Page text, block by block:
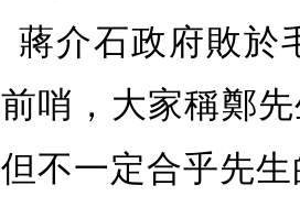
蔣介石政府敗於
前哨，大家稱鄭
但不一定合乎先